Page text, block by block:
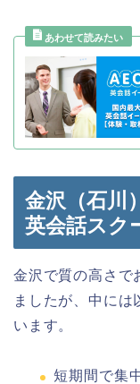
金沢（石川
英会話スク
金沢で質の高さで
ましたが、中には
います。
短期間で集